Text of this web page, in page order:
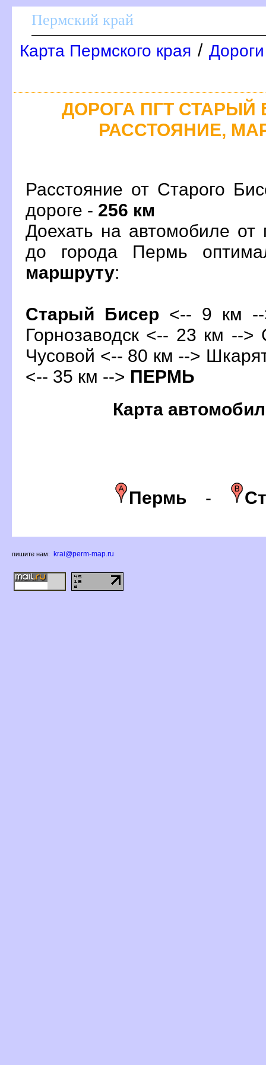
Пермский край
Карта Пермского края /
ДОРОГА ПГТ СТАРЫЙ
РАССТОЯНИЕ,
Расстояние от Старого
дороге - 256 км
Доехать на автомобиле
до города Пермь
маршруту:
Старый Бисер <-- 9 км
Горнозаводск <-- 23 км --
Чусовой <-- 80 км -->
<-- 35 км --> ПЕРМЬ
Карта
Пермь-
пишите нам: krai@perm-map.ru